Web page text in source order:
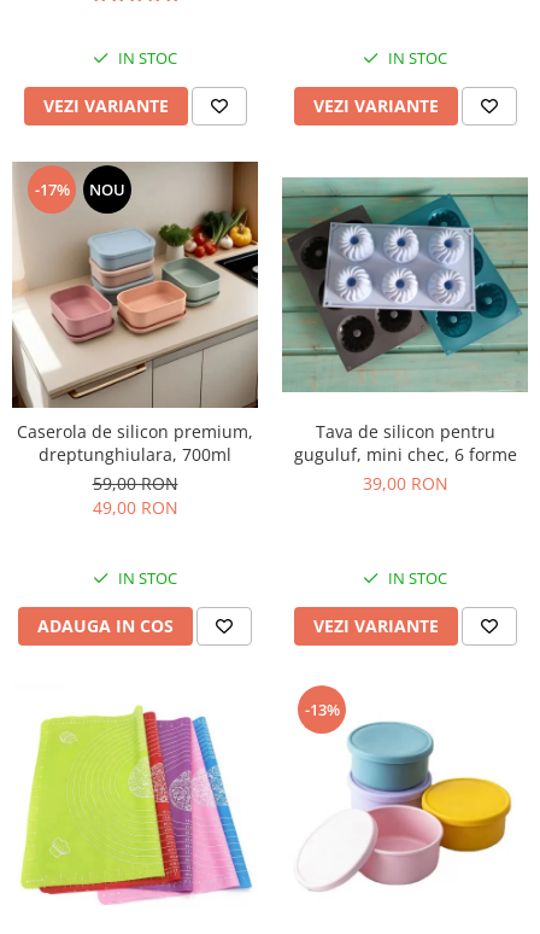
IN STOC
VEZI VARIANTE
IN STOC
VEZI VARIANTE
-17% NOU
Caserola de silicon premium,
dreptunghiulara, 700ml
59,00 RON
49,00 RON
IN STOC
ADAUGA IN COS
Tava de silicon pentru
guguluf, mini chec, 6 forme
39,00 RON
IN STOC
VEZI VARIANTE
-13%